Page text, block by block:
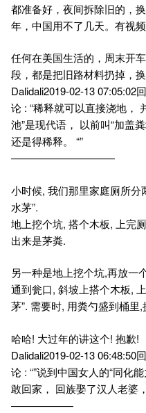
都准备好，夜间拆除旧的，
年，中国用不了几天。有视频
任何在美国生活的，周末开
段，都是把旧路材料扔掉，
Dalidali2019-02-13 07:05:02
论 : “稀释就可以直接浇地，
池”是现代语， 以前叫“加盖
还是得稀释。 “”
——————————
小时候, 我们那里家庭厕所分
水茅”.
地上挖个坑, 搭个木板, 上完
出来是茅粪.
另一种是地上挖个坑,再放一
通到瓮口, 斜坡上搭个木板,
茅”. 需要时, 用粪勺盛到桶里,
哈哈! 大过年的讲这个! 抱歉!
Dalidali2019-02-13 06:48:50
论 : “”说到中国女人的“同化
敢回家， 回族娶了汉人老婆
——————